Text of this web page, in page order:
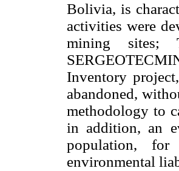
Bolivia, is
activities were
mining sites;
Inventory
abandoned,
methodology to
in addition, an
population,
environmental